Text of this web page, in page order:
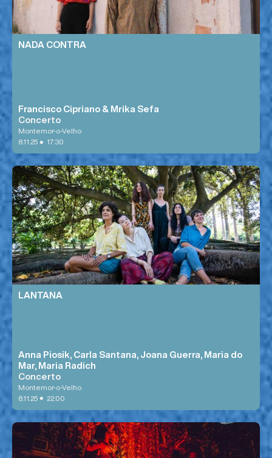
NADA CONTRA
Francisco Cipriano & Mrika Sefa
Concerto
Montemor-o-Velho
8.11.25 • 17:30
LANTANA
Anna Piosik, Carla Santana, Joana Guerra, Maria do
Mar, Maria Radich
Concerto
Montemor-o-Velho
8.11.25 • 22:00